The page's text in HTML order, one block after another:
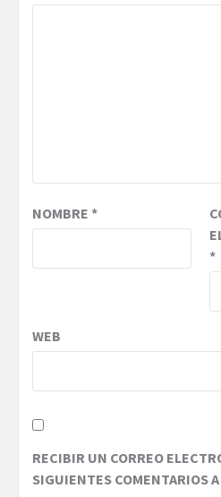
NOMBRE *
*
WEB
RECIBIR UN CORREO
SIGUIENTES COMENTARIOS